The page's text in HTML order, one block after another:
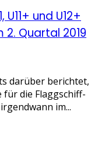
und U12+
Quartal 2019
darüber berichtet,
für die Flaggschiff-
im...